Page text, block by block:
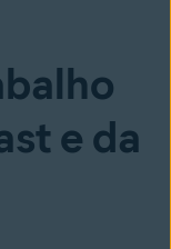
e da